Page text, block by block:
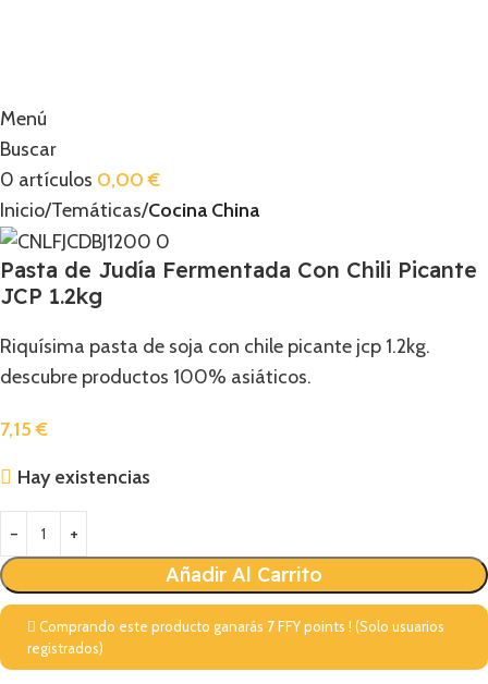
Menú
Buscar
0 artículos 0,00€
Inicio Temáticas Cocina China
Pasta de Judía Fermentada Con Chili Picante
JCP 1.2kg
Riquísima pasta de soja con chile picante jcp 1.2kg.
descubre productos 100% asiáticos.
7,15€
Hay existencias
Añadir Al Carrito
Comprando este producto ganarás 7FFY points ! (Solo usuarios
registrados)